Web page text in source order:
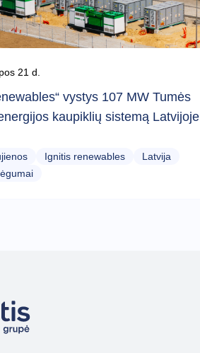
21 d.
vystys 107 MW Tumės
kaupiklių sistemą Latvijoje
Ignitis renewables
Latvija